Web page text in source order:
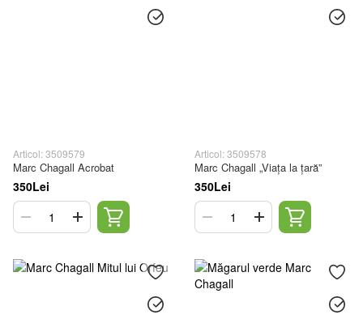
Articol: 3509579
Marc Chagall Acrobat
350Lei
Articol: 3509578
Marc Chagall „Viața la țară”
350Lei